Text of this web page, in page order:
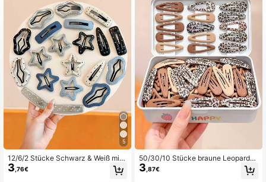
4,70 5 Follower
5
12/6/2 Stücke Schwarz & Weiß mini
malistische Mode Haarspangen, me
hrere Stile, langanhaltend & Haar-
3 ,76€
50/30/10 Stücke braune Leoparde
nmuster Wassertropfen BB Haarspa
ngen, langanhaltend & nicht schädi
3 ,87€